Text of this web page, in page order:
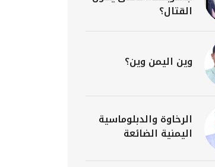
القتال؟
وين اليمن وين؟
الرخاوة والدبلوماسية
اليمنية الضائعة